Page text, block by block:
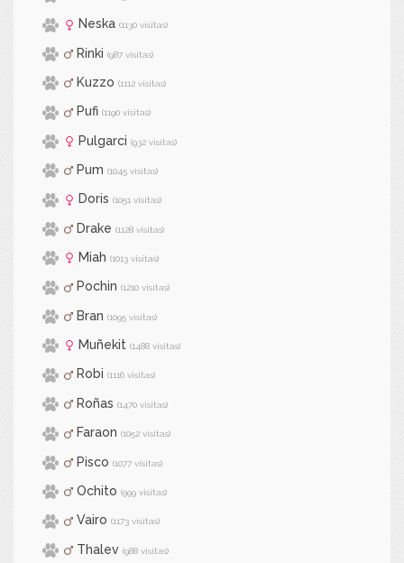
Neska (1130 visitas)
Rinki (987 visitas)
Kuzzo (1112 visitas)
Pufi (1190 visitas)
Pulgarci (932 visitas)
Pum (1045 visitas)
Doris (1051 visitas)
Drake (1128 visitas)
Miah (1013 visitas)
Pochin (1210 visitas)
Bran (1095 visitas)
Muñekit (1488 visitas)
Robi (1116 visitas)
Roñas (1470 visitas)
Faraon (1052 visitas)
Pisco (1077 visitas)
Ochito (999 visitas)
Vairo (1173 visitas)
Thalev (988 visitas)